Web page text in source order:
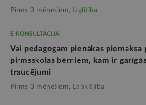
Pirms 3 mēnešiem, Izglītība
E-KONSULTĀCIJA
Vai pedagogam pienākas piemaksa
pirmsskolas bērniem, kam ir
traucējumi
Pirms 3 mēnešiem, Labklājība